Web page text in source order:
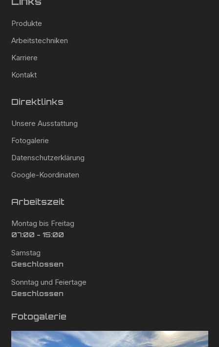
Produkte
Arbeitstechniken
Karriere
Kontakt
Direktlinks
Unsere Ausstattung
Fotogalerie
Datenschutzerklärung
Google-Koordinaten
Arbeitszeit
Montag bis Freitag
07:00 - 15:00
Samstag
Geschlossen
Sonntag und Feiertage
Geschlossen
Fotogalerie